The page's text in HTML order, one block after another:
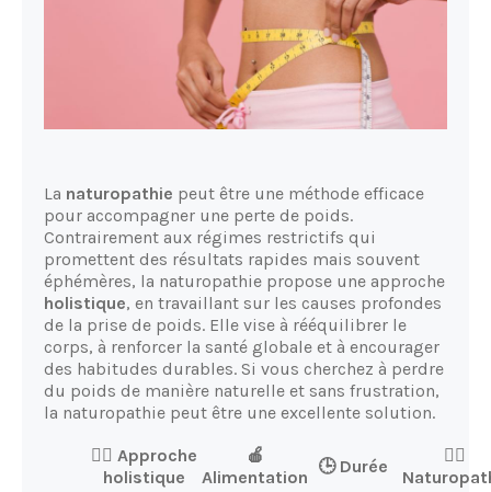
La naturopathie peut être une méthode efficace
pour accompagner une perte de poids.
Contrairement aux régimes restrictifs qui
promettent des résultats rapides mais souvent
éphémères, la naturopathie propose une approche
holistique, en travaillant sur les causes profondes
de la prise de poids. Elle vise à rééquilibrer le
corps, à renforcer la santé globale et à encourager
des habitudes durables. Si vous cherchez à perdre
du poids de manière naturelle et sans frustration,
la naturopathie peut être une excellente solution.
🧘‍♀️ Approche
holistique
🍎
Alimentation
🕒 Durée
👩‍⚕️